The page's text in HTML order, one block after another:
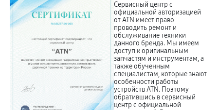
Сервисный центр с
официальной авторизацией
от ATN имеет право
проводить ремонт и
обслуживание техники
данного бренда. Мы имеем
доступ к оригинальным
запчастям и инструментам, а
также обученным
специалистам, которые знают
особенности работы
устройств ATN. Поэтому
обратившись в сервисный
центр с официальной